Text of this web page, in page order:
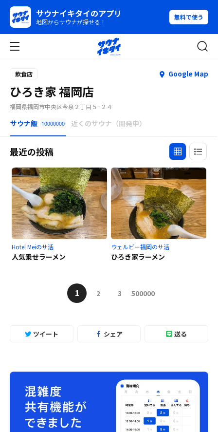
サウナイキタイのアプリ
地図からサウナが探せる！
無料で使う
飲食店 Google Map
ひろき家 福岡店
福岡県福岡市中央区今泉２丁目５−２４
サウナ飯 10000000 近くのサウナ（開発中）
最近の投稿
Hotel Meiのサ活
人気乗せラーメン
ウェルビー福岡のサ活
ひろき家ラーメン
1 2 3 500000
ツイート シェア 送る